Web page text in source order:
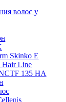
волос у
Skinko E
Hair Line
135 HA